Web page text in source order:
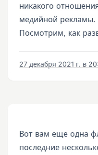
никакого
медийной рекламы.
Посмотрим, как
27 декабря 2021 г. в
Вот вам еще одна
последние